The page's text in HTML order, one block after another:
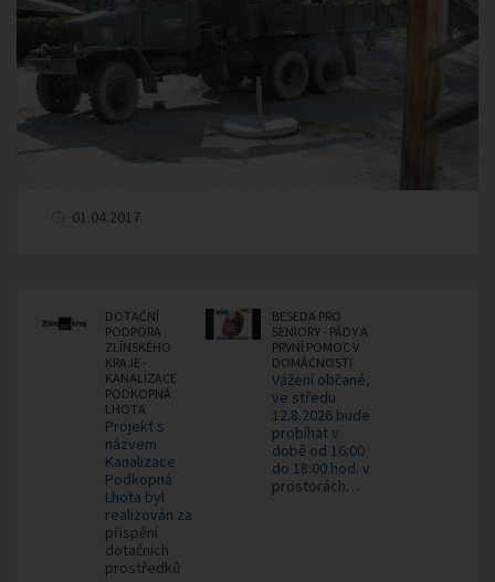
01.04.2017
DOTAČNÍ
PODPORA
ZLÍNSKÉHO
KRAJE -
KANALIZACE
PODKOPNÁ
LHOTA
Projekt s
názvem
Kanalizace
Podkopná
Lhota byl
realizován za
přispění
dotačních
prostředků
BESEDA PRO
SENIORY - PÁDY A
PRVNÍ POMOC V
DOMÁCNOSTI
Vážení občané,
ve středu
12.8.2026 bude
probíhat v
době od 16:00
do 18:00 hod. v
prostorách…